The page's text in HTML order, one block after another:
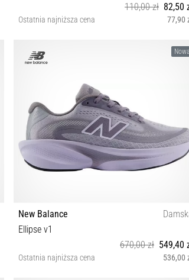
110,00 zł 82,50
Ostatnia najniższa cena 77,90
Nowa
New Balance
Ellipse v1
670,00 zł 549,40
Ostatnia najniższa cena 536,00